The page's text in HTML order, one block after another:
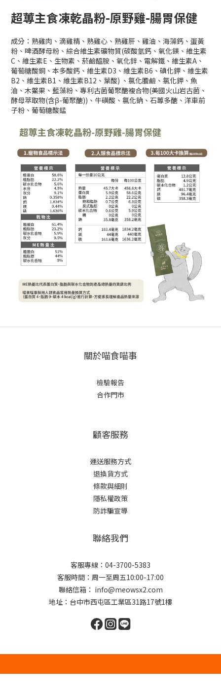
超蓴主食凍乾晶粉-原野雞-腸胃保健
成分：熟雞肉、滴雞精、熟雞心、熟雞肝、雞油、海藻鈣、蛋黃
粉、啤酒酵母粉、綜合維生素礦物質(碳酸氫鈣、氧化鎂、維生素
C、維生素E、生物素、菸鹼醯胺、氧化鋅、電解鐵、維生素A、
葡萄糖酸銅、本多酸鈣、維生素D3、維生素B6、碘化鉀、維生素
B2、維生素B1、維生素B12、葉酸) 、氯化膽鹼、氯化鉀、魚
油、木鱉果、藍藻粉、專利古菌葡聚醣複合物(美國火山岩古菌、
酵母萃取物(含β-葡聚醣))、牛磺酸、氯化鈉、石蓴多醣、洋車前
子粉、葡萄糖酸錳
關於喵食喵事
檢驗報告
合作門市
顧客服務
運送服務方式
退換貨方式
條款與細則
隱私權政策
防詐騙宣導
聯絡我們
客服專線：04-3700-5383
客服時間：周一至周五10:00-17:00
聯絡信箱： info@meowsx2.com
地址：台中市西屯區工業區31路17號1樓